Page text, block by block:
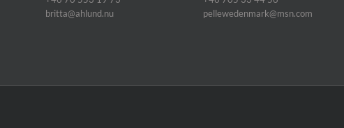
britta@ahlund.nu
pellewedenmark@msn.com